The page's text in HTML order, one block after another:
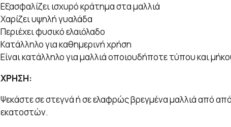
Εξασφαλίζει ισχυρό κράτημα στα μαλλιά
Χαρίζει υψηλή γυαλάδα
Περιέχει φυσικό ελαιόλαδο
Κατάλληλο για καθημερινή χρήση
Είναι κατάλληλο για μαλλιά οποιουδήποτε τύπου και
ΧΡΗΣΗ:
Ψεκάστε σε στεγνά ή σε ελαφρώς βρεγμένα μαλλιά από
εκατοστών.